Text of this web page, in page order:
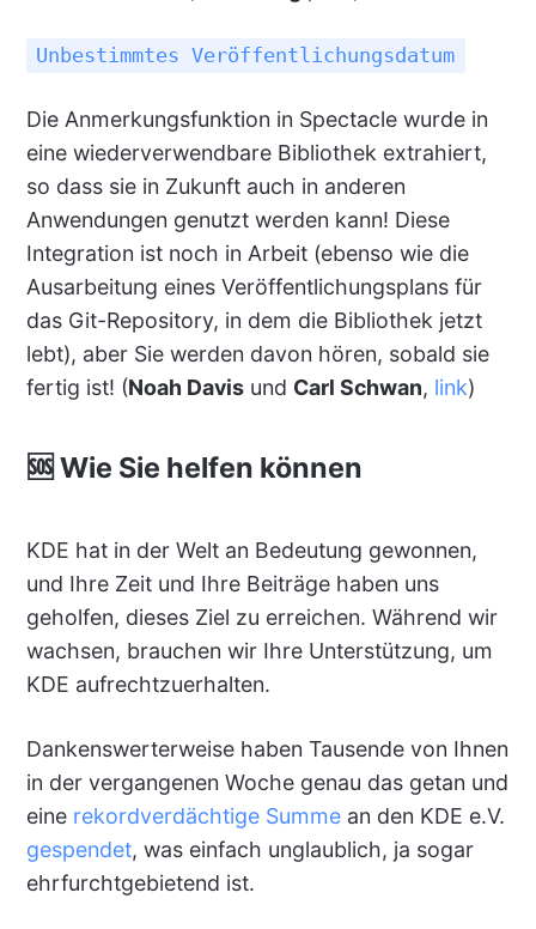
Unbestimmtes Veröffentlichungsdatum
Die Anmerkungsfunktion in Spectacle wurde in
eine wiederverwendbare Bibliothek extrahiert,
so dass sie in Zukunft auch in anderen
Anwendungen genutzt werden kann! Diese
Integration ist noch in Arbeit (ebenso wie die
Ausarbeitung eines Veröffentlichungsplans für
das Git-Repository, in dem die Bibliothek jetzt
lebt), aber Sie werden davon hören, sobald sie
fertig ist! (Noah Davisund Carl Schwan, link)
🆘 Wie Sie helfen können
KDE hat in der Welt an Bedeutung gewonnen,
und Ihre Zeit und Ihre Beiträge haben uns
geholfen, dieses Ziel zu erreichen. Während wir
wachsen, brauchen wir Ihre Unterstützung, um
KDE aufrechtzuerhalten.
Dankenswerterweise haben Tausende von Ihnen
in der vergangenen Woche genau das getan und
eine rekordverdächtige Summean den KDE e.V.
gespendet, was einfach unglaublich, ja sogar
ehrfurchtgebietend ist.